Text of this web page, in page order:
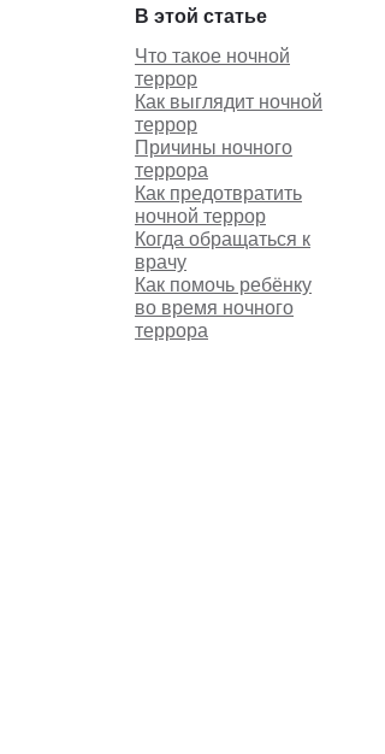
В этой статье
Что такое ночной
террор
Как выглядит ночной
террор
Причины ночного
террора
Как предотвратить
ночной террор
Когда обращаться к
врачу
Как помочь ребёнку
во время ночного
террора